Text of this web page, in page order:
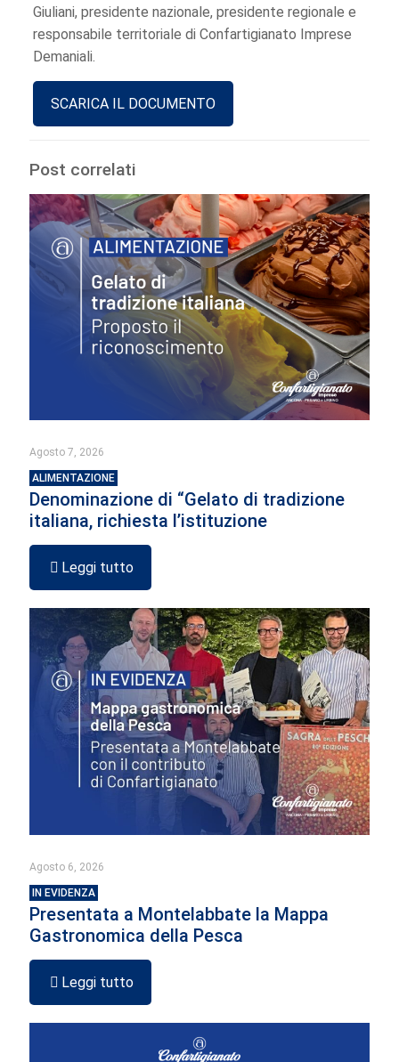
Giuliani, presidente nazionale, presidente regionale e
responsabile territoriale di Confartigianato Imprese
Demaniali.
SCARICA IL DOCUMENTO
Post correlati
Agosto 7, 2026
ALIMENTAZIONE
Denominazione di “Gelato di tradizione
italiana, richiesta l’istituzione
Leggi tutto
Agosto 6, 2026
IN EVIDENZA
Presentata a Montelabbate la Mappa
Gastronomica della Pesca
Leggi tutto